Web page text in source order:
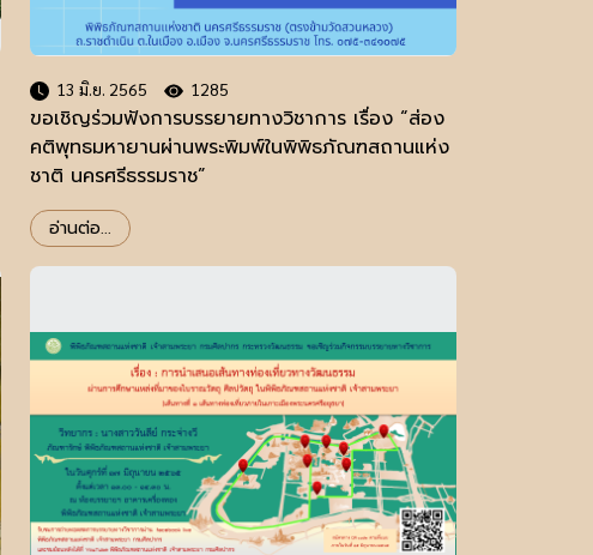
13 มิ.ย. 2565 1285
ขอเชิญร่วมฟังการบรรยายทางวิชาการ เรื่อง “ส่อง
คติพุทธมหายานผ่านพระพิมพ์ในพิพิธภัณฑสถานแห่ง
ชาติ นครศรีธรรมราช”
อ่านต่อ...